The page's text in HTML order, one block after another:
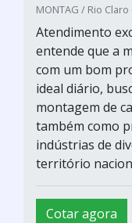
MONTAG / Rio Claro
Atendimento
entende que a
com um bom
ideal diário,
montagem de
também como
indústrias de
território
Cotar agora